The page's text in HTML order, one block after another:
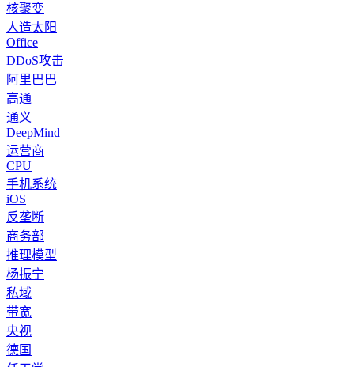
核聚变
人造太阳
Office
DDoS攻击
阿里巴巴
高通
通义
DeepMind
运营商
CPU
手机系统
iOS
反垄断
商务部
推理模型
杨振宁
私域
带宽
央视
德国